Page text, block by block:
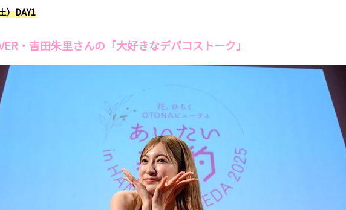
）DAY1
・吉田朱里さんの「大好きなデパコストーク」